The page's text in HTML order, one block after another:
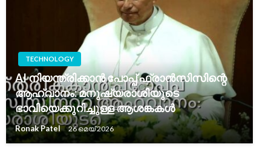
TECHNOLOGY
AI നിയന്ത്രിക്കാൻ പോപ്പ് ഫ്രാൻസിസിന്റെ
ആഹ്വാനം: മനുഷ്യരാശിയുടെ
ഭാവിയെക്കുറിച്ചുള്ള ആശങ്കകൾ
Ronak Patel 26 മെയ്‌ 2026